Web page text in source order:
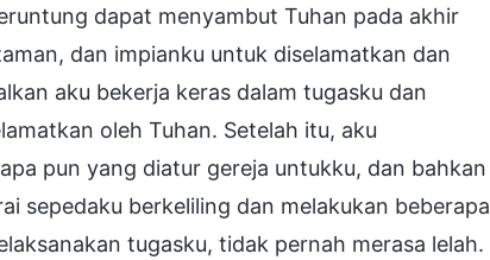
dapat menyambut Tuhan pada akhir
dan impianku untuk diselamatkan dan
aku bekerja keras dalam tugasku dan
oleh Tuhan. Setelah itu, aku
pun yang diatur gereja untukku, dan bahkan
sepedaku berkeliling dan melakukan beberapa
tugasku, tidak pernah merasa lelah.